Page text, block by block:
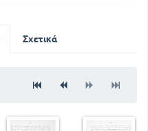
59
Σχετικά